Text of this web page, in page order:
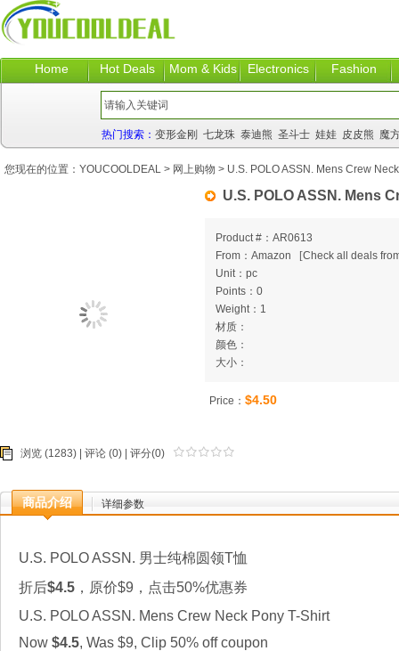
Home Hot Deals Mom & Kids Electronics Fashion
热门搜索： 变形金刚 七龙珠 泰迪熊 圣斗士 娃娃 皮皮熊 魔
U.S. POLO ASSN. Mens
Product #：AR0613
From：Amazon
[Check all deals
Unit：pc
Points：0
Weight：1
材质：
颜色：
大小：
Price： $4.50
浏览 (1283) | 评论 (0) | 评分(0)
商品介绍 详细参数
U.S. POLO ASSN. 男士纯棉圆领T恤
折后$4.5 ，原价$9，点击50%优惠券
U.S. POLO ASSN. Mens Crew Neck Pony T-Shirt
Now $4.5, Was $9, Clip 50% off coupon
您现在的位置： YOUCOOLDEAL > 网上购物 > U.S. POLO ASSN. Mens Crew